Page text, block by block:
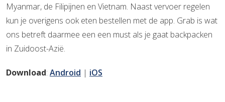
Myanmar, de Filipijnen en Vietnam. Naast vervoer regelen
kun je overigens ook eten bestellen met de app. Grab is wat
ons betreft daarmee een een must als je gaat backpacken
in Zuidoost-Azië.
Download: Android | iOS